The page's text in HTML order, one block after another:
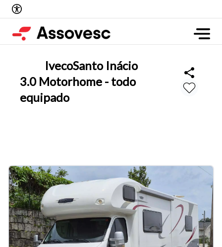
IvecoSanto Inácio
3.0 Motorhome - todo
equipado